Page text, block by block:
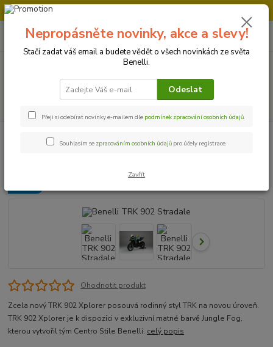
+420 728 500 481
Po-Pá 8:00 - 17:00
0
za0 Kč
Ohodnotit produkt
Zcela nový TRK 902 Xplorer posouvá rodinný styl TRK na novou úroveň.
TRK 902 Xplorer je k dispozici v exkluzivní matné barvě Jungle Fog,
kterou vytvořil tým Centro Stile Benelli. celý popis
Nepropásněte novinky, akce a slevy!
Stačí zadat váš email a budete vědět o všech novinkách ze světa
Benelli.
Odeslat
Přeji si odebírat novinky e-mailem dle podmínek zpracování osobních údajů.
Souhlasím se zpracováním osobních údajů pro účely registrace.
Zavřít